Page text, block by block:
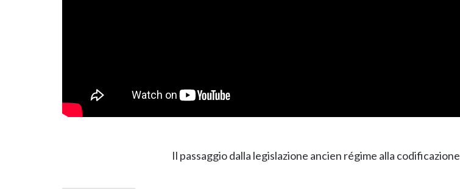
Il passaggio dalla legislazione ancien régime alla codificazione